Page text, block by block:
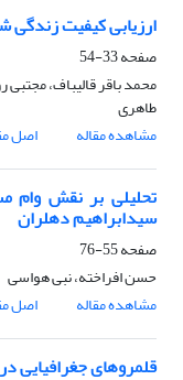
ارزیابی کیفیت زندگی
صفحه33-54
محمد باقر قالیباف،
طاهری
مشاهده مقاله
اصل
تحلیلی بر نقش وام
سیدابراهیم دهلران
صفحه55-76
حسن افراخته، نبی هواسی
مشاهده مقاله
اصل
قلمروهای جغرافیایی